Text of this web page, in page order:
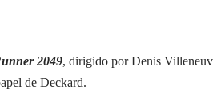
2049, dirigido por Denis
de Deckard.